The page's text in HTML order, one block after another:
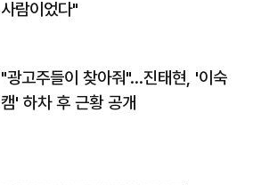
사람이었다"
"광고주들이 찾아줘"…진태현, '이숙
캠' 하차 후 근황 공개